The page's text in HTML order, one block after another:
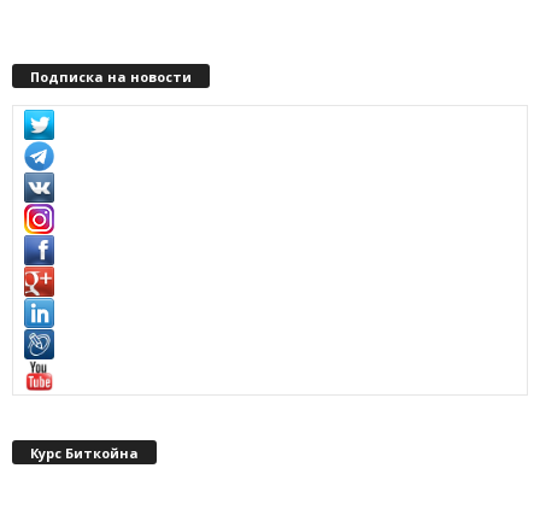
Подписка на новости
Курс Биткойна